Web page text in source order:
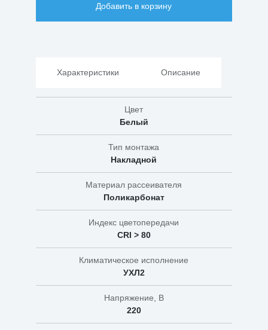
светодиодный
ЖКХ
Добавить в корзину
Характеристики Описание
Цвет
Белый
Тип монтажа
Накладной
Материал рассеивателя
Поликарбонат
Индекс цветопередачи
CRI > 80
Климатическое исполнение
УХЛ2
Напряжение, В
220